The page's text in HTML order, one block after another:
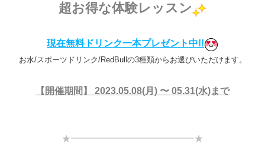
超お得な体験レッスン
現在無料ドリンク一本プレゼント中!!
お水/スポーツドリンク/RedBullの3種類からお選びいただけます。
【開催期間】 2023.05.08(月 ) 〜 05.31(水)まで
★━━━━━━━━━━━━━★